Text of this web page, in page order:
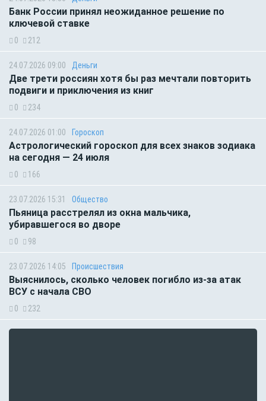
Банк России принял неожиданное решение по
ключевой ставке
0 212
24.07.2026 09:00 Деньги
Две трети россиян хотя бы раз мечтали повторить
подвиги и приключения из книг
0 234
24.07.2026 01:00 Гороскоп
Астрологический гороскоп для всех знаков зодиака
на сегодня — 24 июля
0 166
23.07.2026 15:31 Общество
Пьяница расстрелял из окна мальчика,
убиравшегося во дворе
0 98
23.07.2026 14:05 Происшествия
Выяснилось, сколько человек погибло из-за атак
ВСУ с начала СВО
0 232